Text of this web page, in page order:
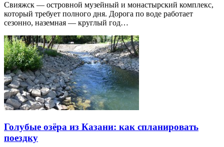
Свияжск — островной музейный и монастырский комплекс,
который требует полного дня. Дорога по воде работает
сезонно, наземная — круглый год…
Голубые озёра из Казани: как спланировать
поездку